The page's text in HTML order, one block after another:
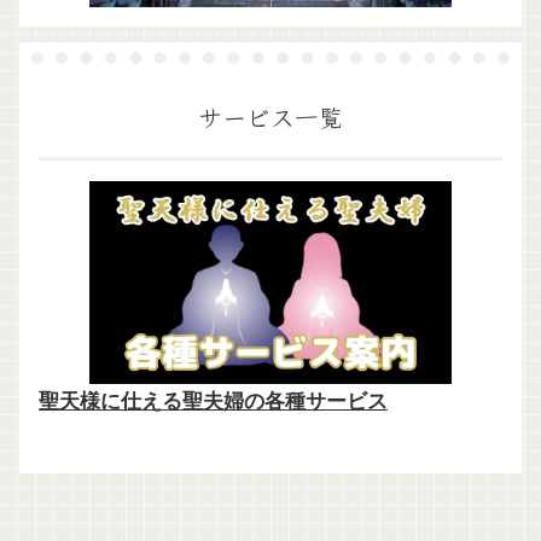
サービス一覧
聖天様に仕える聖夫婦の各種サービス